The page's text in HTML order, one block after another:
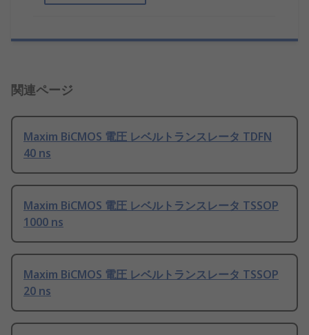
関連ページ
Maxim BiCMOS 電圧 レベルトランスレータ TDFN
40 ns
Maxim BiCMOS 電圧 レベルトランスレータ TSSOP
1000 ns
Maxim BiCMOS 電圧 レベルトランスレータ TSSOP
20 ns